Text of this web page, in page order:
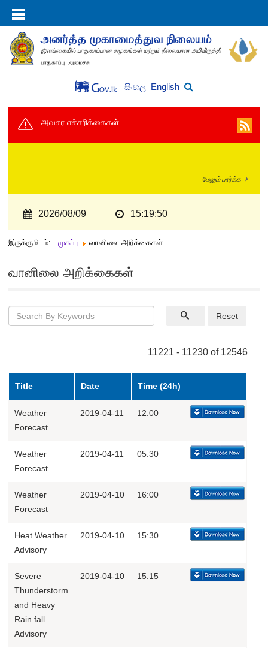
සිංහල English
அவசர எச்சரிக்கைகள்
மேலும் பார்க்க
2026/08/09 15:19:50
இருக்குமிடம்: முகப்பு வானிலை அறிக்கைகள்
வானிலை அறிக்கைகள்
Reset
11221 - 11230 of 12546
Title Date Time (24h)
Weather
Forecast
2019-04-11 12:00
Weather
Forecast
2019-04-11 05:30
Weather
Forecast
2019-04-10 16:00
Heat Weather
Advisory
2019-04-10 15:30
Severe
Thunderstorm
and Heavy
Rain fall
Advisory
2019-04-10 15:15